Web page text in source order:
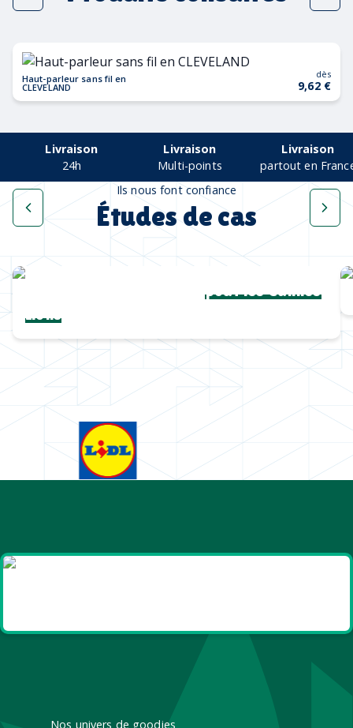
Haut-parleur sans fil en
CLEVELAND
dès
9,62 €
Livraison
24h
Livraison
Multi-points
Livraison
partout en
Ils nous font confiance
Études de cas
Une collection complètepour les Cannes
Lions
Nos univers de goodies